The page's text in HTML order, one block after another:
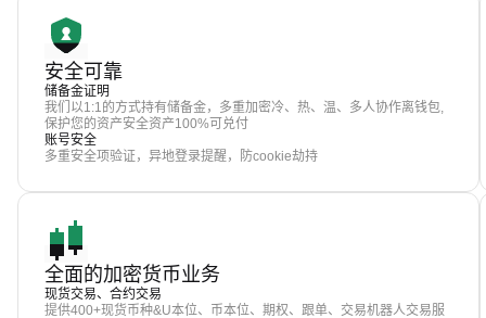
安全可靠
储备金证明
我们以1:1的方式持有储备金，多重加密冷、热、温、多人协作离钱包,
保护您的资产安全资产100%可兑付
账号安全
多重安全项验证，异地登录提醒，防cookie劫持
全面的加密货币业务
现货交易、合约交易
提供400+现货币种&U本位、币本位、期权、跟单、交易机器人交易服